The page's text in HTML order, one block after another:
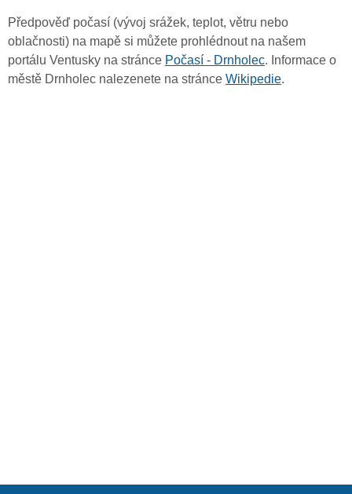
Předpověď počasí (vývoj srážek, teplot, větru nebo
oblačnosti) na mapě si můžete prohlédnout na našem
portálu Ventusky na stránce Počasí - Drnholec. Informace o
městě Drnholec nalezenete na stránce Wikipedie.